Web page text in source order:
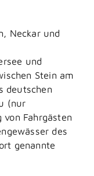
Neckar und
und
Stein am
deutschen
(nur
von Fahrgästen
des
genannte